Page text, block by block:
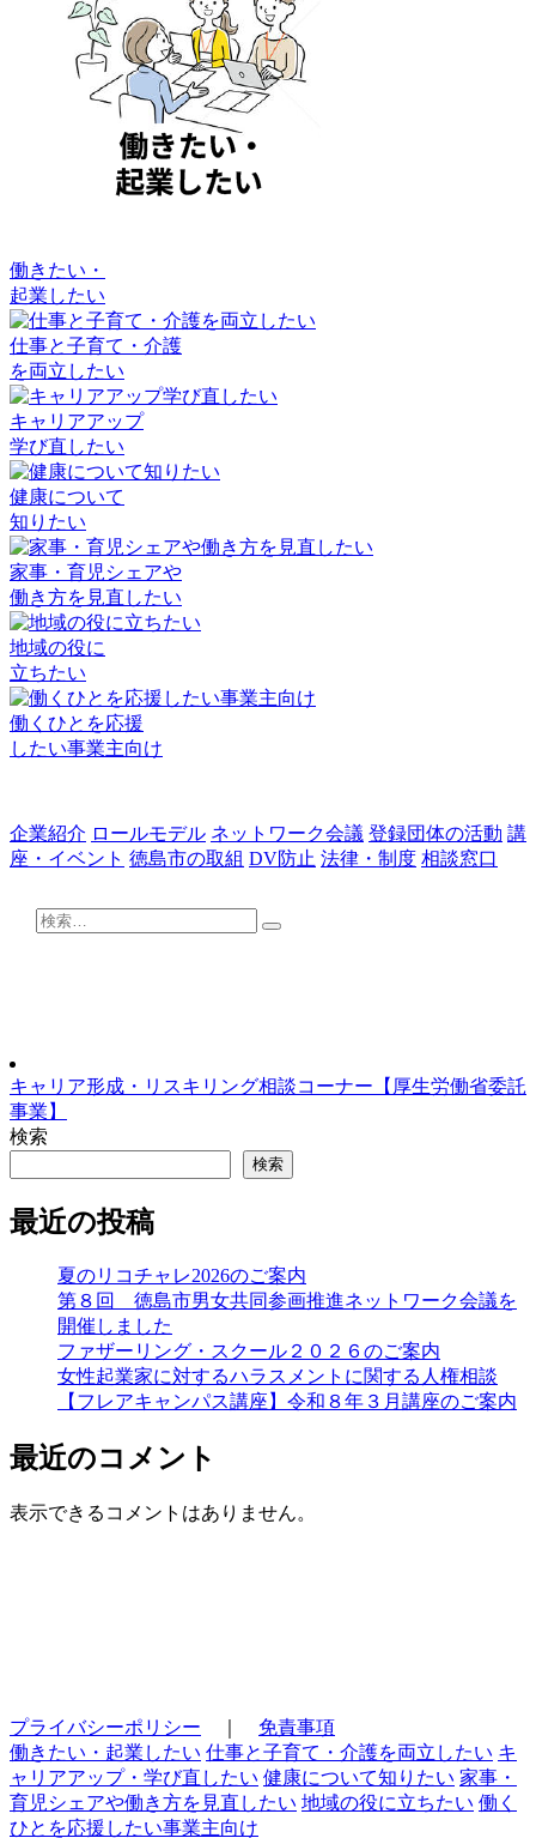
働きたい・
起業したい
仕事と子育て・介護
を両立したい
キャリアアップ
学び直したい
健康について
知りたい
家事・育児シェアや
働き方を見直したい
地域の役に
立ちたい
働くひとを応援
したい事業主向け
企業紹介 ロールモデル ネットワーク会議 登録団体の活動 講
座・イベント 徳島市の取組 DV防止 法律・制度 相談窓口
検
検
キャリア形成・リスキリング相談コーナー【厚生労働省委託
事業】
検索
検索
最近の投稿
夏のリコチャレ2026のご案内
第８回 徳島市男女共同参画推進ネットワーク会議を
開催しました
ファザーリング・スクール２０２６のご案内
女性起業家に対するハラスメントに関する人権相談
【フレアキャンパス講座】令和８年３月講座のご案内
最近のコメント
表示できるコメントはありません。
プライバシーポリシー
免責事項
働きたい・起業したい 仕事と子育て・介護を両立したい キ
ャリアアップ・学び直したい 健康について知りたい 家事・
育児シェアや働き方を見直したい 地域の役に立ちたい 働く
ひとを応援したい事業主向け